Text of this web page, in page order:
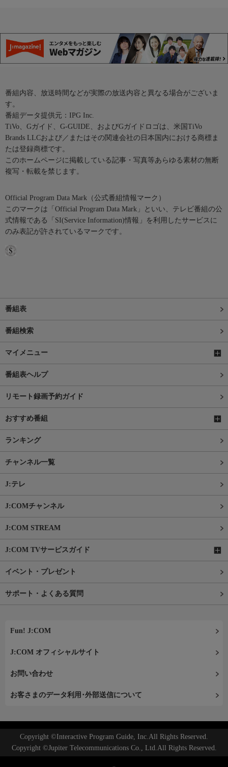
番組内容、放送時間などが実際の放送内容と異なる場合がございま
す。
番組データ提供元：IPG Inc.
TiVo、Gガイド、G-GUIDE、およびGガイドロゴは、米国TiVo
Brands LLCおよび／またはその関連会社の日本国内における商標ま
たは登録商標です。
このホームページに掲載している記事・写真等あらゆる素材の無断
複写・転載を禁じます。
Official Program Data Mark（公式番組情報マーク）
このマークは「Official Program Data Mark」といい、テレビ番組の公
式情報である「SI(Service Information)情報」を利用したサービスに
のみ表記が許されているマークです。
番組表
番組検索
マイメニュー
番組表ヘルプ
リモート録画予約ガイド
おすすめ番組
ランキング
チャンネル一覧
J:テレ
J:COMチャンネル
J:COM STREAM
J:COM TVサービスガイド
イベント・プレゼント
サポート・よくある質問
Fun! J:COM
J:COM オフィシャルサイト
お問い合わせ
お客さまのデータ利用･外部送信について
Copyright ©Interactive Program Guide, Inc.All Rights Reserved.
Copyright ©Jupiter Telecommunications Co., Ltd.All Rights Reserved.